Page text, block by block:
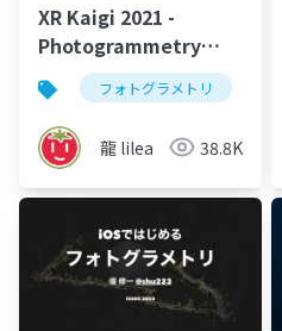
XR Kaigi 2021 -
Photogrammetry
RealityCapture TIPS
フォトグラメトリ
龍 lilea 38.8K